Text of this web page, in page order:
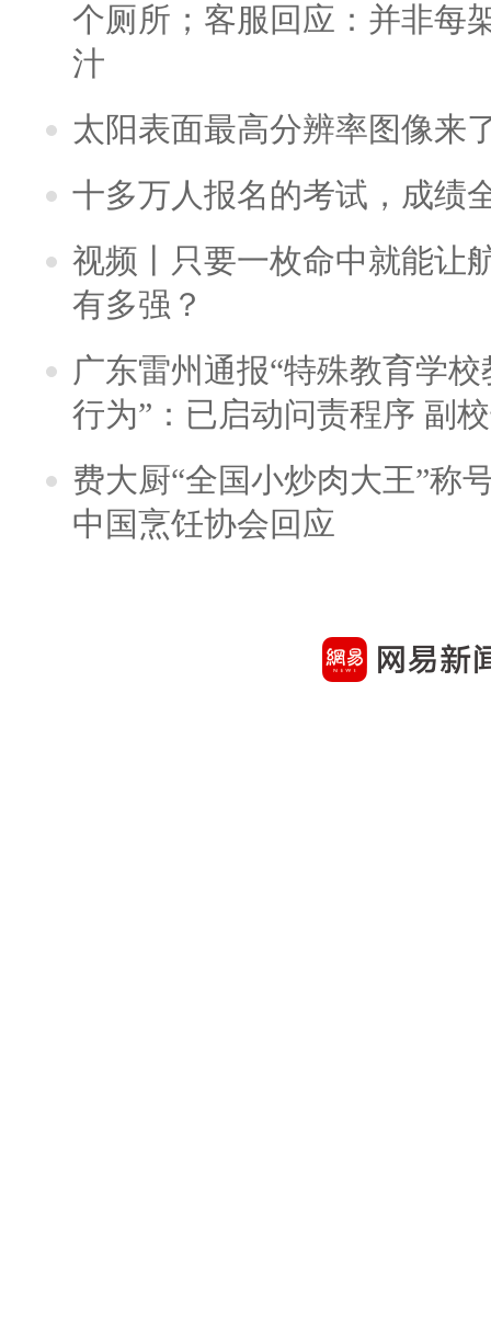
个厕所；客服回应：并非每
汁
太阳表面最高分辨率图像来
十多万人报名的考试，成绩
视频丨只要一枚命中就能让
有多强？
广东雷州通报“特殊教育学
行为”：已启动问责程序 副
费大厨“全国小炒肉大王”称
中国烹饪协会回应